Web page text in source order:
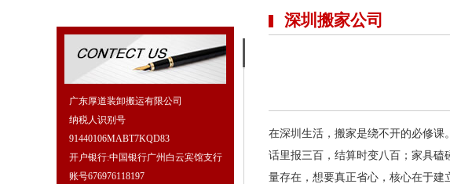
深圳搬家公司
在深圳生活，搬家是绕不开的必修
话里报三百，结算时变八百；家具
量存在，想要真正省心，核心在于建
广东厚道装卸搬运有限公司
纳税人识别号
91440106MABT7KQD83
开户银行:中国银行广州白云宾馆支行
账号676976118197